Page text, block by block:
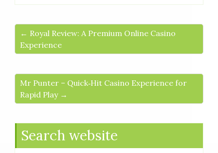
← Royal Review: A Premium Online Casino
Experience
Mr Punter – Quick‑Hit Casino Experience for
Rapid Play →
Search website